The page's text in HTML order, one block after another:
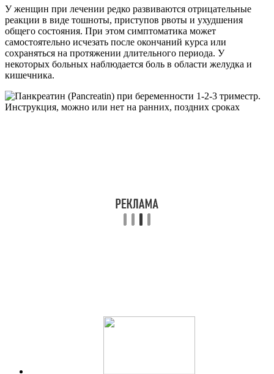
У женщин при лечении редко развиваются отрицательные
реакции в виде тошноты, приступов рвоты и ухудшения
общего состояния. При этом симптоматика может
самостоятельно исчезать после окончаний курса или
сохраняться на протяжении длительного периода. У
некоторых больных наблюдается боль в области желудка и
кишечника.